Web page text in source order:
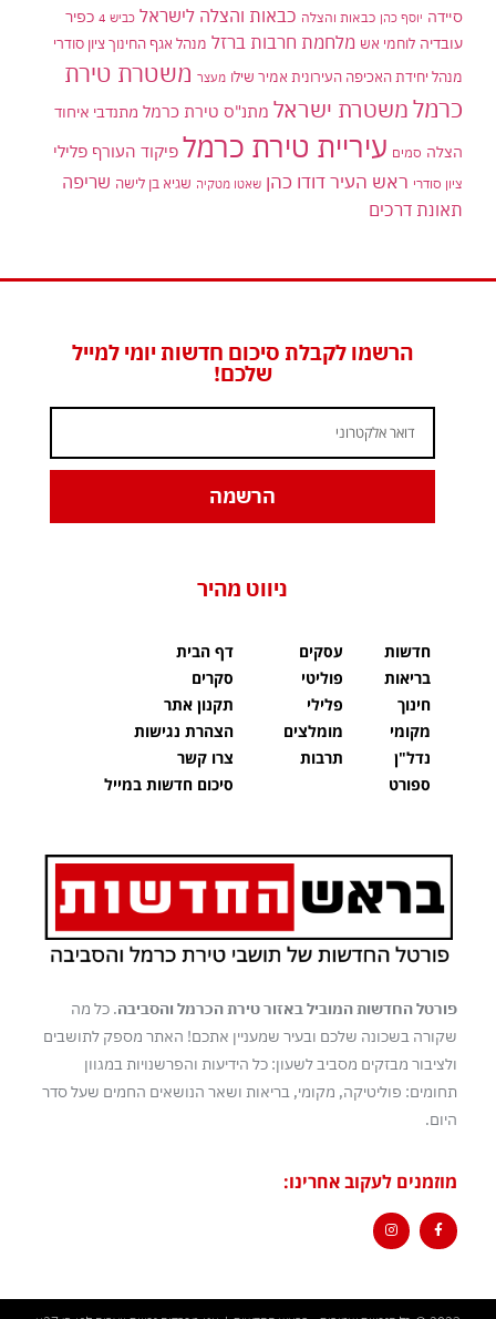
סיידה יוסף כהן כבאות והצלה כבאות והצלה לישראל כביש 4
כפיר
עובדיה לוחמי אש מלחמת חרבות ברזל מנהל אגף החינוך ציון סודרי
מנהל יחידת האכיפה העירונית אמיר שילו מעצר משטרת טירת
כרמלמשטרת ישראל מתנ"ס טירת כרמל מתנדבי איחוד
הצלה סמים עיריית טירת כרמל פיקוד העורף פלילי
ציון סודרי ראש העיר דודו כהן שאטו מטקיה שגיא בן לישה שריפה
תאונת דרכים
הרשמו לקבלת סיכום חדשות יומי למייל
שלכם!
הרשמה
ניווט מהיר
חדשות
בריאות
חינוך
מקומי
נדל"ן
ספורט
עסקים
פוליטי
פלילי
מומלצים
תרבות
דף הבית
סקרים
תקנון אתר
הצהרת נגישות
צרו קשר
סיכום חדשות במייל
פורטל החדשות המוביל באזור טירת הכרמל והסביבה. כל מה
שקורה בשכונה שלכם ובעיר שמעניין אתכם! האתר מספק לתושבים
ולציבור מבזקים מסביב לשעון: כל הידיעות והפרשנויות במגוון
תחומים: פוליטיקה, מקומי, בריאות ושאר הנושאים החמים שעל סדר
היום.
מוזמנים לעקוב אחרינו: